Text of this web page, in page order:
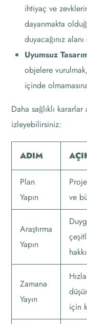
ihtiyaç ve
dayanmakta
duyacağınız
Uyumsuz
objelere
içinde
Daha sağlıklı
izleyebilirsiniz:
ADIM
Plan
Yapın
ve
Araştırma
Yapın
Zamana
Yayın
için